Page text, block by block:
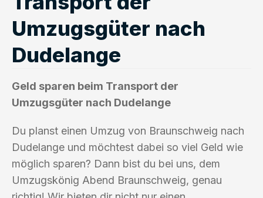
Umzugsgüter nach
Dudelange
Geld sparen beim Transport der
Umzugsgüter nach Dudelange
Du planst einen Umzug von Braunschweig nach
Dudelange und möchtest dabei so viel Geld wie
möglich sparen? Dann bist du bei uns, dem
Umzugskönig Abend Braunschweig, genau